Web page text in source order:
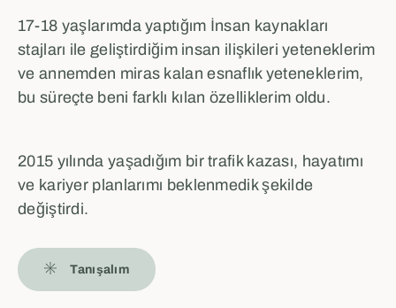
17-18 yaşlarımda yaptığım İnsan kaynakları
stajları ile geliştirdiğim insan ilişkileri yeteneklerim
ve annemden miras kalan esnaflık yeteneklerim,
bu süreçte beni farklı kılan özelliklerim oldu.
2015 yılında yaşadığım bir trafik kazası, hayatımı
ve kariyer planlarımı beklenmedik şekilde
değiştirdi.
Tanışalım